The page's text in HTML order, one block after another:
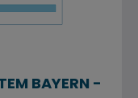
BAYERN -